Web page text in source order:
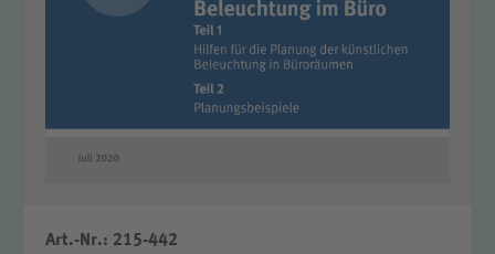
Art.-Nr.: 215-442